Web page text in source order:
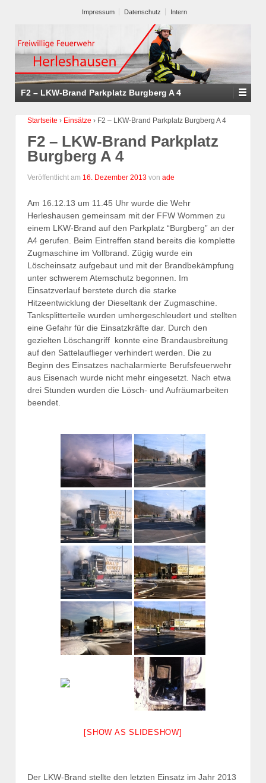
Impressum Datenschutz Intern
F2 – LKW-Brand Parkplatz Burgberg A 4
Startseite › Einsätze › F2 – LKW-Brand Parkplatz Burgberg A 4
F2 – LKW-Brand Parkplatz
Burgberg A 4
Veröffentlicht am 16. Dezember 2013 von ade
Am 16.12.13 um 11.45 Uhr wurde die Wehr
Herleshausen gemeinsam mit der FFW Wommen zu
einem LKW-Brand auf den Parkplatz “Burgberg” an der
A4 gerufen. Beim Eintreffen stand bereits die komplette
Zugmaschine im Vollbrand. Zügig wurde ein
Löscheinsatz aufgebaut und mit der Brandbekämpfung
unter schwerem Atemschutz begonnen. Im
Einsatzverlauf berstete durch die starke
Hitzeentwicklung der Dieseltank der Zugmaschine.
Tanksplitterteile wurden umhergeschleudert und stellten
eine Gefahr für die Einsatzkräfte dar. Durch den
gezielten Löschangriff konnte eine Brandausbreitung
auf den Sattelauflieger verhindert werden. Die zu
Beginn des Einsatzes nachalarmierte Berufsfeuerwehr
aus Eisenach wurde nicht mehr eingesetzt. Nach etwa
drei Stunden wurden die Lösch- und Aufräumarbeiten
beendet.
[SHOW AS SLIDESHOW]
Der LKW-Brand stellte den letzten Einsatz im Jahr 2013